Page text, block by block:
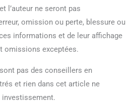
l’auteur ne seront pas
omission ou perte, blessure ou
informations et de leur affichage
omissions exceptées.
pas des conseillers en
et rien dans cet article ne